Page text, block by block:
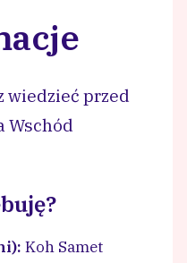
wiedzieć przed
Wschód
Koh Samet